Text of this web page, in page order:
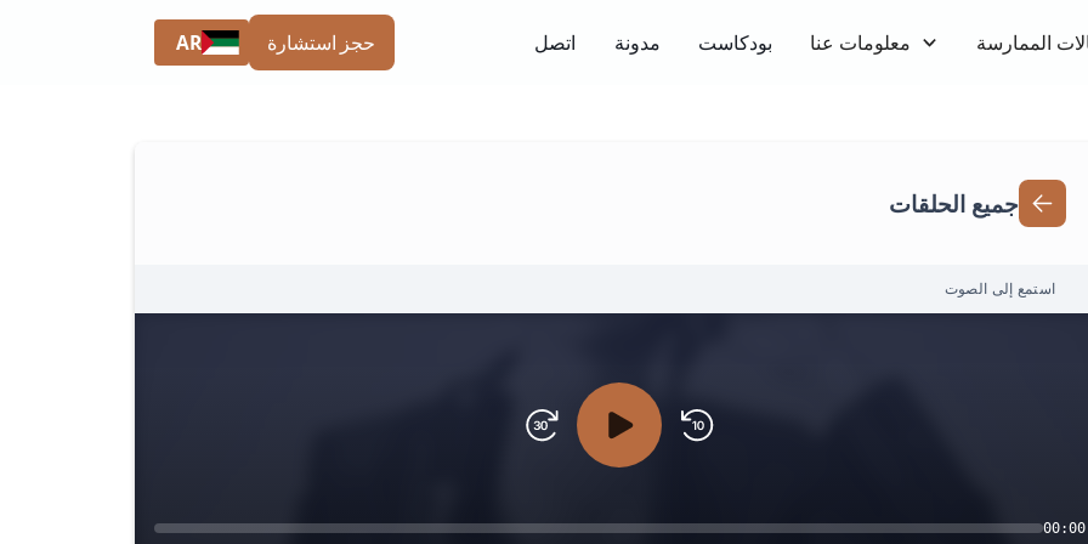
الممارسة معلومات عنا بودكاست مدونة اتصل حجز استشارة AR
جميع الحلقات
استمع إلى الصوت
00:00